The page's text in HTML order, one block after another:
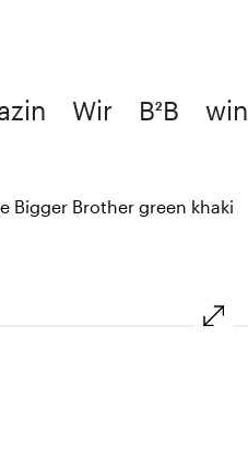
Wir B²B win
Bigger Brother green khaki